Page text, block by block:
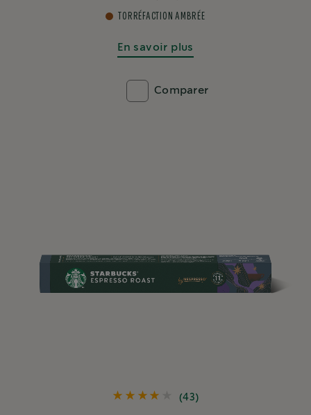
TORRÉFACTION AMBRÉE
En savoir plus
Comparer
(43)